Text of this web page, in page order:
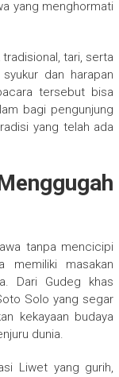
yang menghormati
tari, serta
dan harapan
tersebut bisa
bagi pengunjung
yang telah ada
tanpa mencicipi
memiliki masakan
Dari Gudeg khas
Solo yang segar
kekayaan budaya
dunia.
Liwet yang gurih,